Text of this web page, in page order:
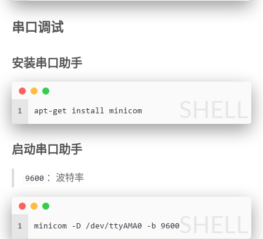
串口调试
安装串口助手
1 apt-get install minicom
启动串口助手
9600 ：波特率
1 minicom -D /dev/ttyAMA0 -b 9600